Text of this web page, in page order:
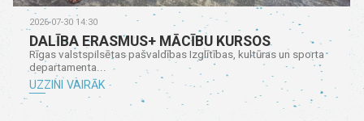
2026-07-30 14:30
DALĪBA ERASMUS+ MĀCĪBU KURSOS
Rīgas valstspilsētas pašvaldības Izglītības, kultūras un sporta
departamenta...
UZZINI VAIRĀK